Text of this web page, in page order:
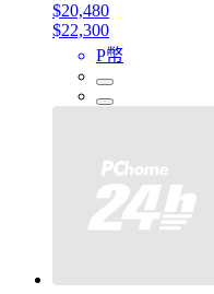
$20,480
$22,300
P幣